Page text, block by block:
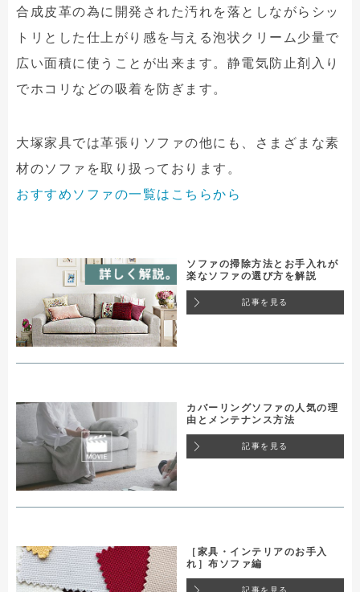
合成皮革の為に開発された汚れを落としながらシッ
トリとした仕上がり感を与える泡状クリーム少量で
広い面積に使うことが出来ます。静電気防止剤入り
でホコリなどの吸着を防ぎます。
大塚家具では革張りソファの他にも、さまざまな素
材のソファを取り扱っております。
おすすめソファの一覧はこちらから
ソファの掃除方法とお手入れが
楽なソファの選び方を解説
記事を見る
カバーリングソファの人気の理
由とメンテナンス方法
記事を見る
［家具・インテリアのお手入
れ］布ソファ編
記事を見る